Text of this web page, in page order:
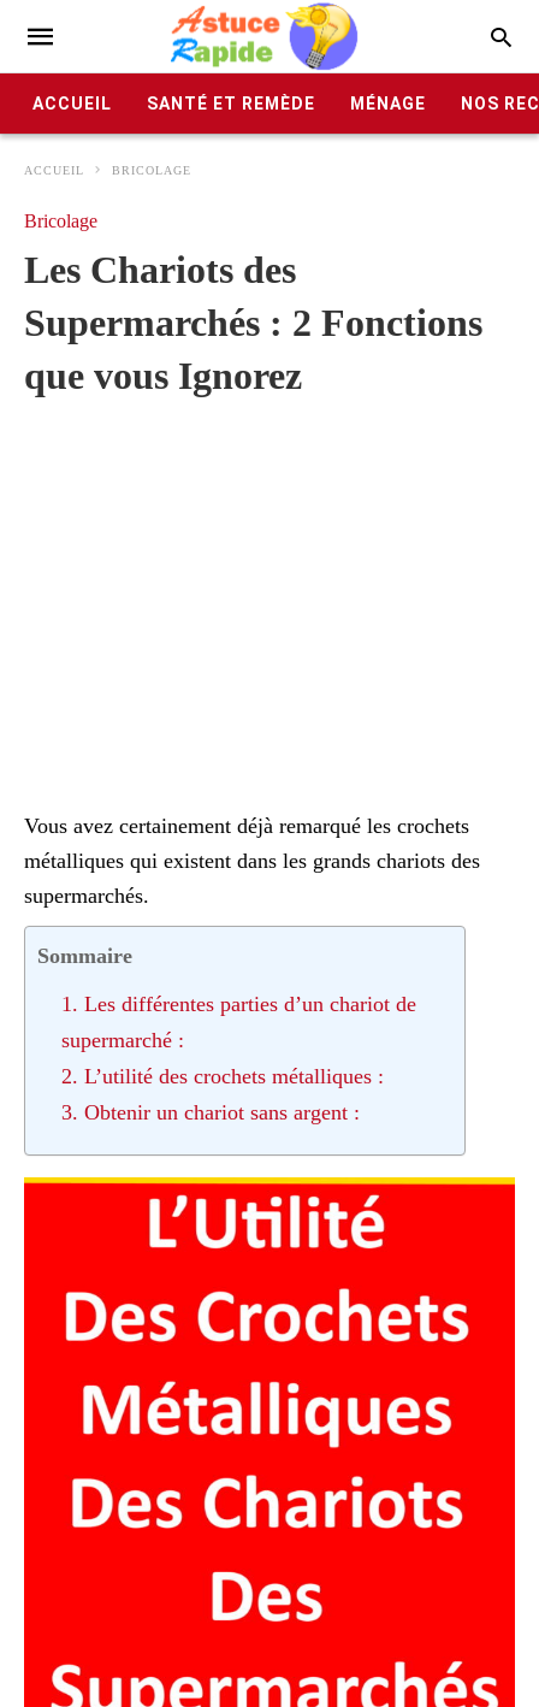
ACCUEIL SANTÉ ET REMÈDE MÉNAGE NOS
ACCUEIL BRICOLAGE
Bricolage
Les Chariots des
Supermarchés : 2 Fonctions
que vous Ignorez
Vous avez certainement déjà remarqué les crochets
métalliques qui existent dans les grands chariots des
supermarchés.
Sommaire
1. Les différentes parties d’un chariot de
supermarché :
2. L’utilité des crochets métalliques :
3. Obtenir un chariot sans argent :